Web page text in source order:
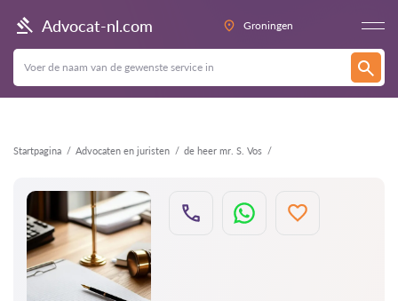
Advocat-nl.com Groningen
Startpagina Advocaten en juristen de heer mr. S. Vos
Terug